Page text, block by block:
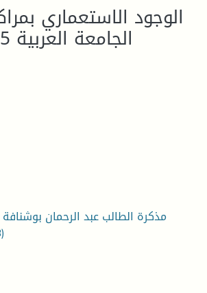
الوجود الاستعماري
الجامعة العربية 1945-1956م
مذكرة الطالب عبد الرحمان بوشنافة